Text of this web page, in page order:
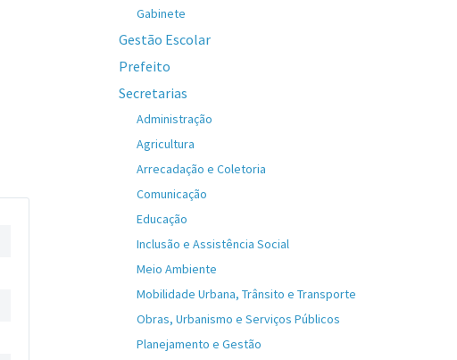
Gabinete
Gestão Escolar
Prefeito
Secretarias
Administração
Agricultura
Arrecadação e Coletoria
Comunicação
Educação
Inclusão e Assistência Social
Meio Ambiente
Mobilidade Urbana, Trânsito e Transporte
Obras, Urbanismo e Serviços Públicos
Planejamento e Gestão